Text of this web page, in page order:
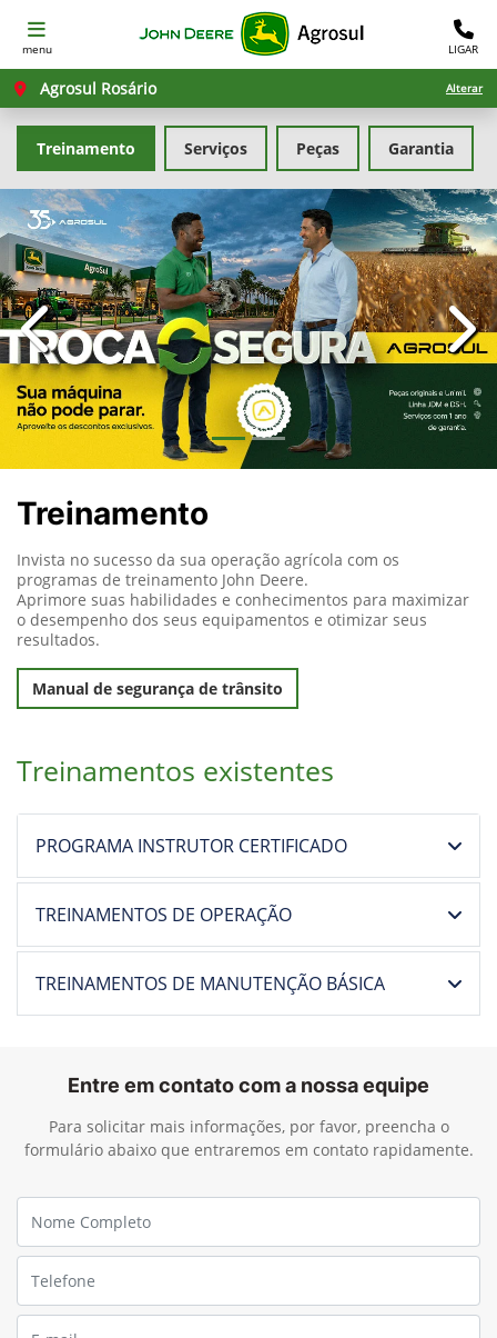
menu LIGAR
Agrosul Rosário Alterar
Serviços Peças Garantia
Treinamento
templates.template-
Treinamento
Invista no sucesso da sua operação agrícola com os
programas de treinamento John Deere.
Aprimore suas habilidades e conhecimentos para maximizar
o desempenho dos seus equipamentos e otimizar seus
resultados.
Manual de segurança de trânsito
Treinamentos existentes
PROGRAMA INSTRUTOR CERTIFICADO
TREINAMENTOS DE OPERAÇÃO
TREINAMENTOS DE MANUTENÇÃO BÁSICA
Entre em contato com a nossa equipe
Para solicitar mais informações, por favor, preencha o
formulário abaixo que entraremos em contato rapidamente.